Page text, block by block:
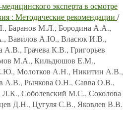
эксперта в осмотре
: Методические рекомендации /
Баранов М.Л., Бородина А.А.,
Вавилов А.Ю., Власюк И.В.,
Грачева К.В., Григорьев
М.А., Кильдюшов Е.М.,
Молотков А.Н., Никитин А.В.,
А.В., Рычкова О.Н., Савва О.В.,
Л.К., Соболевский М.С., Соколова
Д.Н., Цугуля С.В., Яковлев В.В.